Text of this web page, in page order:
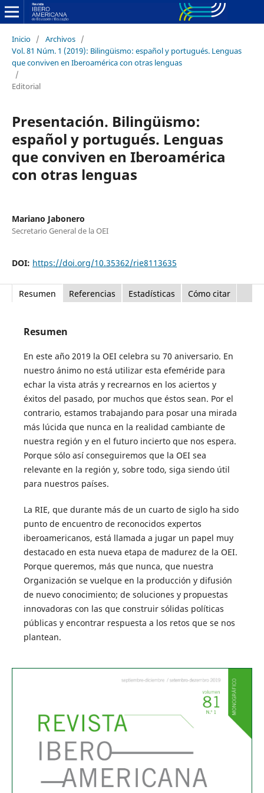
Inicio / Archivos /
Vol. 81 Núm. 1 (2019): Bilingüismo: español y portugués. Lenguas
que conviven en Iberoamérica con otras lenguas
/
Editorial
Presentación. Bilingüismo:
español y portugués. Lenguas
que conviven en Iberoamérica
con otras lenguas
Mariano Jabonero
Secretario General de la OEI
DOI: https://doi.org/10.35362/rie8113635
Resumen Referencias Estadísticas Cómo citar
Resumen
En este año 2019 la OEI celebra su 70 aniversario. En
nuestro ánimo no está utilizar esta efeméride para
echar la vista atrás y recrearnos en los aciertos y
éxitos del pasado, por muchos que éstos sean. Por el
contrario, estamos trabajando para posar una mirada
más lúcida que nunca en la realidad cambiante de
nuestra región y en el futuro incierto que nos espera.
Porque sólo así conseguiremos que la OEI sea
relevante en la región y, sobre todo, siga siendo útil
para nuestros países.
La RIE, que durante más de un cuarto de siglo ha sido
punto de encuentro de reconocidos expertos
iberoamericanos, está llamada a jugar un papel muy
destacado en esta nueva etapa de madurez de la OEI.
Porque queremos, más que nunca, que nuestra
Organización se vuelque en la producción y difusión
de nuevo conocimiento; de soluciones y propuestas
innovadoras con las que construir sólidas políticas
públicas y encontrar respuesta a los retos que se nos
plantean.